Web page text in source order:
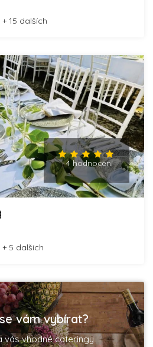
+ 15 dalších
4 hodnocení
+ 5 dalších
vám vybírat?
vás vhodné cateringy